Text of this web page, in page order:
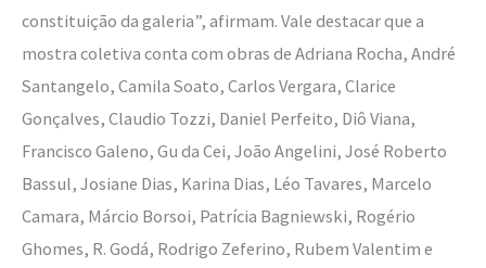
constituição da galeria”, afirmam. Vale destacar que a
mostra coletiva conta com obras de Adriana Rocha, André
Santangelo, Camila Soato, Carlos Vergara, Clarice
Gonçalves, Claudio Tozzi, Daniel Perfeito, Diô Viana,
Francisco Galeno, Gu da Cei, João Angelini, José Roberto
Bassul, Josiane Dias, Karina Dias, Léo Tavares, Marcelo
Camara, Márcio Borsoi, Patrícia Bagniewski, Rogério
Ghomes, R. Godá, Rodrigo Zeferino, Rubem Valentim e